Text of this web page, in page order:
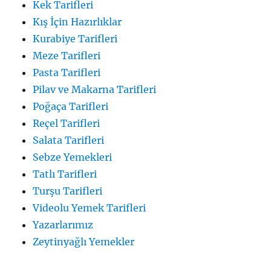
Kek Tarifleri
Kış İçin Hazırlıklar
Kurabiye Tarifleri
Meze Tarifleri
Pasta Tarifleri
Pilav ve Makarna Tarifleri
Poğaça Tarifleri
Reçel Tarifleri
Salata Tarifleri
Sebze Yemekleri
Tatlı Tarifleri
Turşu Tarifleri
Videolu Yemek Tarifleri
Yazarlarımız
Zeytinyağlı Yemekler